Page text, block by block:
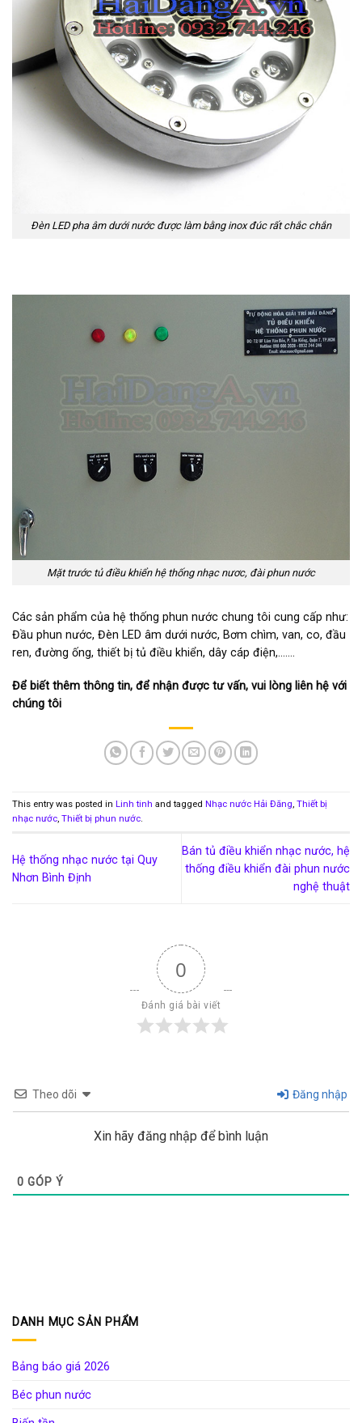
Đèn LED pha âm dưới nước được làm bằng inox đúc rất chắc chắn
Mặt trước tủ điều khiển hệ thống nhạc nươc, đài phun nước
Các sản phẩm của hệ thống phun nước chung tôi cung cấp như:
Đầu phun nước, Đèn LED âm dưới nước, Bơm chìm, van, co, đầu
ren, đường ống, thiết bị tủ điều khiển, dây cáp điện,…….
Để biết thêm thông tin, để nhận được tư vấn, vui lòng liên hệ với
chúng tôi
This entry was posted in Linh tinh and tagged Nhạc nước Hải Đăng, Thiết bị
nhạc nước, Thiết bị phun nước.
Hệ thống nhạc nước tại Quy
Nhơn Bình Định
Bán tủ điều khiển nhạc nước, hệ
thống điều khiển đài phun nước
nghệ thuật
0
Đánh giá bài viết
Theo dõi Đăng nhập
Xin hãy đăng nhập để bình luận
0 GÓP Ý
DANH MỤC SẢN PHẨM
Bảng báo giá 2026
Béc phun nước